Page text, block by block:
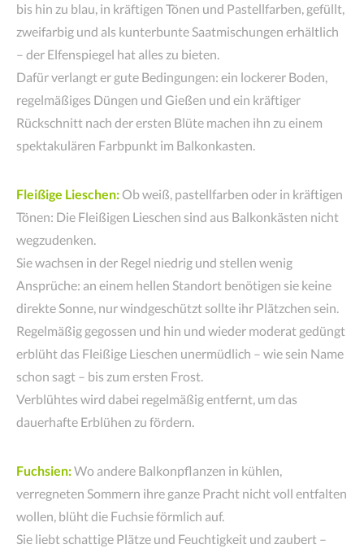
bis hin zu blau, in kräftigen Tönen und Pastellfarben, gefüllt,
zweifarbig und als kunterbunte Saatmischungen erhältlich
– der Elfenspiegel hat alles zu bieten.
Dafür verlangt er gute Bedingungen: ein lockerer Boden,
regelmäßiges Düngen und Gießen und ein kräftiger
Rückschnitt nach der ersten Blüte machen ihn zu einem
spektakulären Farbpunkt im Balkonkasten.
Fleißige Lieschen: Ob weiß, pastellfarben oder in kräftigen
Tönen: Die Fleißigen Lieschen sind aus Balkonkästen nicht
wegzudenken.
Sie wachsen in der Regel niedrig und stellen wenig
Ansprüche: an einem hellen Standort benötigen sie keine
direkte Sonne, nur windgeschützt sollte ihr Plätzchen sein.
Regelmäßig gegossen und hin und wieder moderat gedüngt
erblüht das Fleißige Lieschen unermüdlich – wie sein Name
schon sagt – bis zum ersten Frost.
Verblühtes wird dabei regelmäßig entfernt, um das
dauerhafte Erblühen zu fördern.
Fuchsien:Wo andere Balkonpflanzen in kühlen,
verregneten Sommern ihre ganze Pracht nicht voll entfalten
wollen, blüht die Fuchsie förmlich auf.
Sie liebt schattige Plätze und Feuchtigkeit und zaubert –